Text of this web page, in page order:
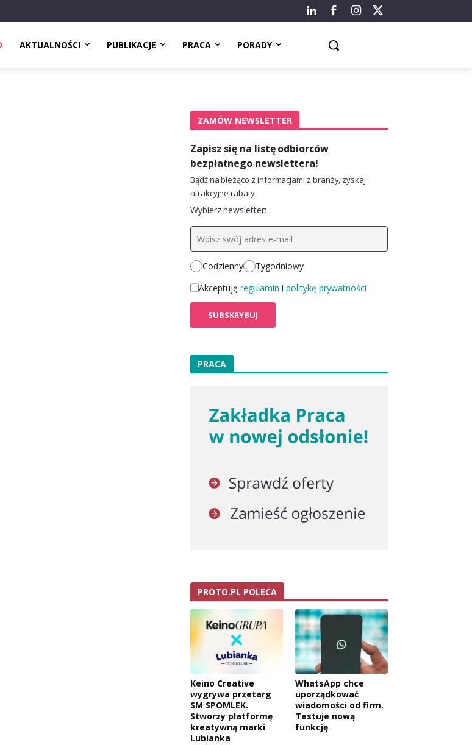
AKTUALNOŚCI PUBLIKACJE PRACA PORADY
ZAMÓW NEWSLETTER
Zapisz się na listę odbiorców
bezpłatnego newslettera!
Bądź na bieżąco z informacjami z branży, zyskaj
atrakcyjne rabaty.
Wybierz newsletter:
Codzienny
Tygodniowy
Akceptuję regulamin i politykę prywatności
PRACA
PROTO.PL POLECA
Keino Creative
wygrywa przetarg
SM SPOMLEK.
Stworzy platformę
kreatywną marki
Lubianka
WhatsApp chce
uporządkować
wiadomości od firm.
Testuje nową
funkcję